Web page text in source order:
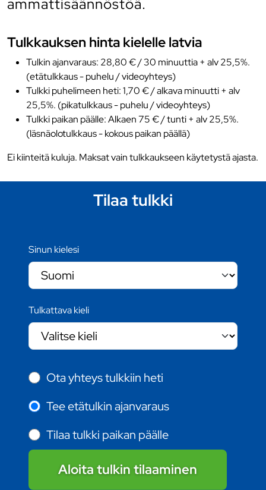
ammattisäännöstöä.
Tulkkauksen hinta kielelle latvia
Tulkin ajanvaraus: 28,80 € / 30 minuuttia + alv 25,5%.
(etätulkkaus - puhelu / videoyhteys)
Tulkki puhelimeen heti: 1,70 € / alkava minuutti + alv
25,5%. (pikatulkkaus - puhelu / videoyhteys)
Tulkki paikan päälle: Alkaen 75 € / tunti + alv 25,5%.
(läsnäolotulkkaus - kokous paikan päällä)
Ei kiinteitä kuluja. Maksat vain tulkkaukseen käytetystä ajasta.
Tilaa tulkki
Sinun kielesi
Tulkattava kieli
Ota yhteys tulkkiin heti
Tee etätulkin ajanvaraus
Tilaa tulkki paikan päälle
Aloita tulkin tilaaminen